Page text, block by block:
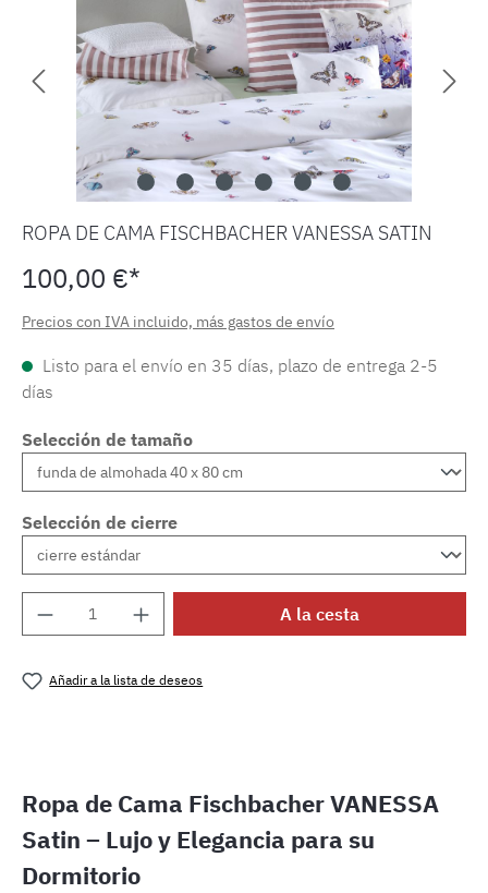
ROPA DE CAMA FISCHBACHER VANESSA SATIN
100,00 €*
Precios con IVA incluido, más gastos de envío
Listo para el envío en 35 días, plazo de entrega 2-5
días
Selección de tamaño
Selección de cierre
Cantidad del producto: introduce la
A la cesta
Añadir a la lista de deseos
Ropa de Cama Fischbacher VANESSA
Satin – Lujo y Elegancia para su
Dormitorio